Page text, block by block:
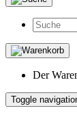
Der
Toggle